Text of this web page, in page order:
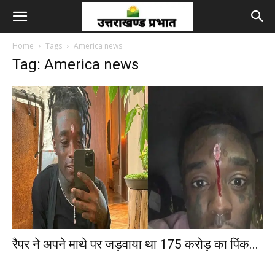
Home Tags America news
Tag: America news
रैपर ने अपने माथे पर जड़वाया था 175 करोड़ का पिंक...